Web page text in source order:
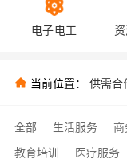
电子电工
当前位置： 供需合
全部 生活服务
教育培训
医疗服务